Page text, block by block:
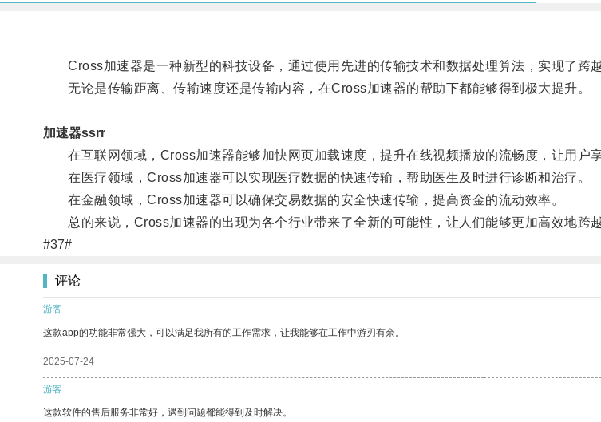
Cross加速器是一种新型的科技设备，通过使用先进的传输技术和数据处理算法，实现了跨越
无论是传输距离、传输速度还是传输内容，在Cross加速器的帮助下都能够得到极大提升。
加速器ssrr
在互联网领域，Cross加速器能够加快网页加载速度，提升在线视频播放的流畅度，让用户享
在医疗领域，Cross加速器可以实现医疗数据的快速传输，帮助医生及时进行诊断和治疗。
在金融领域，Cross加速器可以确保交易数据的安全快速传输，提高资金的流动效率。
总的来说，Cross加速器的出现为各个行业带来了全新的可能性，让人们能够更加高效地跨越
#37#
评论
游客
这款app的功能非常强大，可以满足我所有的工作需求，让我能够在工作中游刃有余。
2025-07-24
游客
这款软件的售后服务非常好，遇到问题都能得到及时解决。